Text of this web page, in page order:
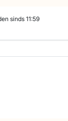
sinds 11:59